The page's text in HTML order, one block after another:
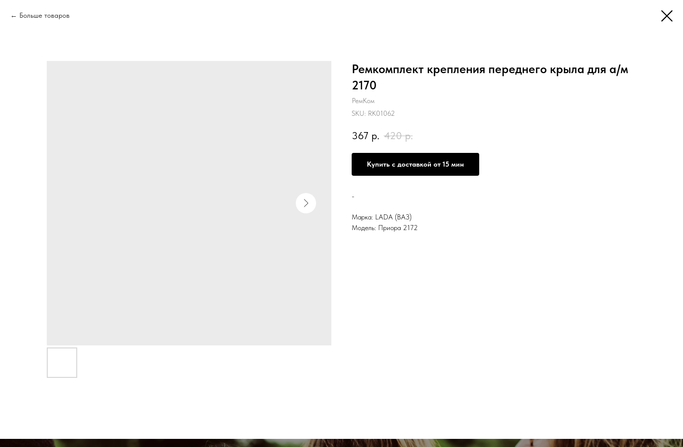
Больше товаров
Ремкомплект крепления переднего крыла для а/м
2170
РемКом
SKU: RK01062
367 р. 420 р.
Купить с доставкой от 15 мин
-
Марка: LADA (ВАЗ)
Модель: Приора 2172